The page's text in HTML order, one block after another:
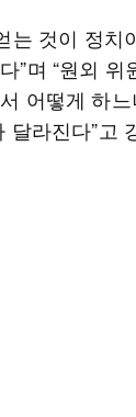
는 것이 정치
”며 “원외 위
어떻게 하
달라진다”고